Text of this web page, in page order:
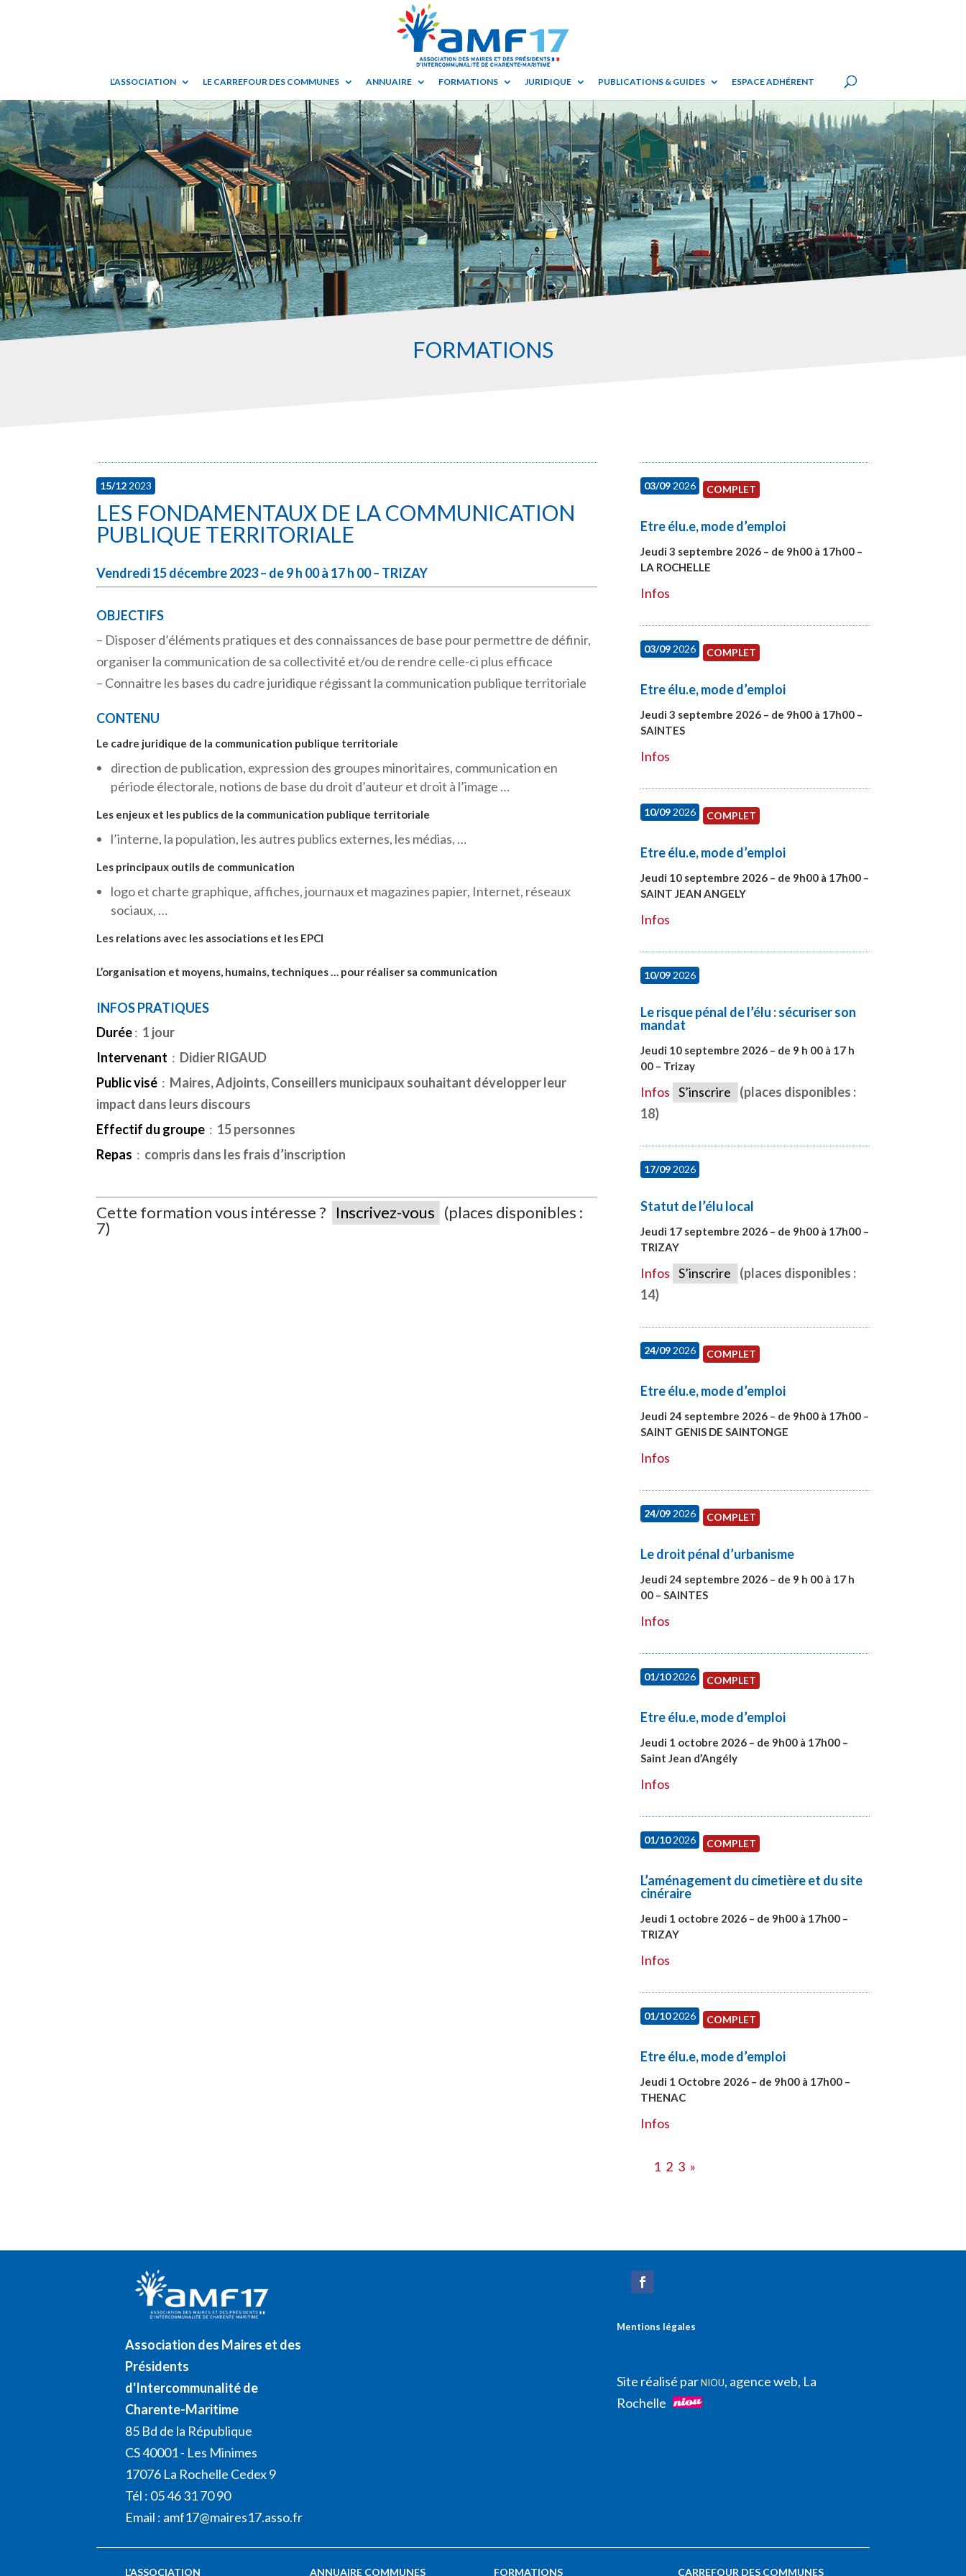
L’ASSOCIATION LE CARREFOUR DES COMMUNES ANNUAIRE FORMATIONS JURIDIQUE PUBLICATIONS & GUIDES ESPACE ADHÉRENT
FORMATIONS
15/12 2023
LES FONDAMENTAUX DE LA COMMUNICATION
PUBLIQUE TERRITORIALE
Vendredi 15 décembre 2023 – de 9 h 00 à 17 h 00 – TRIZAY
OBJECTIFS
– Disposer d’éléments pratiques et des connaissances de base pour permettre de définir,
organiser la communication de sa collectivité et/ou de rendre celle-ci plus efficace
– Connaitre les bases du cadre juridique régissant la communication publique territoriale
CONTENU
Le cadre juridique de la communication publique territoriale
direction de publication, expression des groupes minoritaires, communication en
période électorale, notions de base du droit d’auteur et droit à l’image …
Les enjeux et les publics de la communication publique territoriale
l’interne, la population, les autres publics externes, les médias, …
Les principaux outils de communication
logo et charte graphique, affiches, journaux et magazines papier, Internet, réseaux
sociaux, …
Les relations avec les associations et les EPCI
L’organisation et moyens, humains, techniques … pour réaliser sa communication
INFOS PRATIQUES
Durée: 1 jour
Intervenant : Didier RIGAUD
Public visé : Maires, Adjoints, Conseillers municipaux souhaitant développer leur
impact dans leurs discours
Effectif du groupe : 15 personnes
Repas : compris dans les frais d’inscription
Cette formation vous intéresse ? Inscrivez-vous (places disponibles :
7)
03/092026 COMPLET
Etre élu.e, mode d’emploi
Jeudi 3 septembre 2026 – de 9h00 à 17h00 –
LA ROCHELLE
Infos
03/092026 COMPLET
Etre élu.e, mode d’emploi
Jeudi 3 septembre 2026 – de 9h00 à 17h00 –
SAINTES
Infos
10/092026 COMPLET
Etre élu.e, mode d’emploi
Jeudi 10 septembre 2026 – de 9h00 à 17h00 –
SAINT JEAN ANGELY
Infos
10/092026
Le risque pénal de l’élu : sécuriser son
mandat
Jeudi 10 septembre 2026 – de 9 h 00 à 17 h
00 – Trizay
Infos S’inscrire
(places disponibles :
18)
17/092026
Statut de l’élu local
Jeudi 17 septembre 2026 – de 9h00 à 17h00 –
TRIZAY
Infos S’inscrire
(places disponibles :
14)
24/092026 COMPLET
Etre élu.e, mode d’emploi
Jeudi 24 septembre 2026 – de 9h00 à 17h00 –
SAINT GENIS DE SAINTONGE
Infos
24/092026 COMPLET
Le droit pénal d’urbanisme
Jeudi 24 septembre 2026 – de 9 h 00 à 17 h
00 – SAINTES
Infos
01/102026 COMPLET
Etre élu.e, mode d’emploi
Jeudi 1 octobre 2026 – de 9h00 à 17h00 –
Saint Jean d’Angély
Infos
01/102026 COMPLET
L’aménagement du cimetière et du site
cinéraire
Jeudi 1 octobre 2026 – de 9h00 à 17h00 –
TRIZAY
Infos
01/102026 COMPLET
Etre élu.e, mode d’emploi
Jeudi 1 Octobre 2026 – de 9h00 à 17h00 –
THENAC
Infos
1 2 3 »
Association des Maires et des
Présidents
d'Intercommunalité de
Charente-Maritime
85 Bd de la République
CS 40001 - Les Minimes
17076 La Rochelle Cedex 9
Tél : 05 46 31 70 90
Email : amf17@maires17.asso.fr
Mentions légales
Site réalisé parNIOU, agence web, La
Rochelle
L’ASSOCIATION ANNUAIRE COMMUNES FORMATIONS CARREFOUR DES COMMUNES